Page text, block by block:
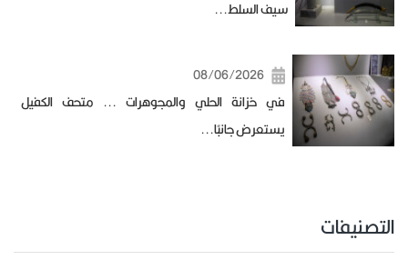
سيف السلط...
08/06/2026
في خزانة الحلي والمجوهرات ... متحف الكفيل
يستعرض جانبًا...
التصنيفات